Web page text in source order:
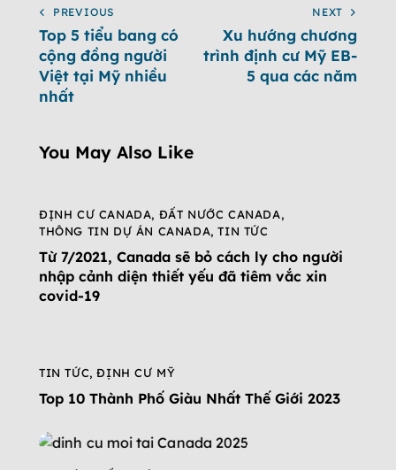
PREVIOUS
Top 5 tiểu bang có
cộng đồng người
Việt tại Mỹ nhiều
nhất
NEXT
Xu hướng chương
trình định cư Mỹ EB-
5 qua các năm
You May Also Like
ĐỊNH CƯ CANADA, ĐẤT NƯỚC CANADA,
THÔNG TIN DỰ ÁN CANADA,TIN TỨC
Từ 7/2021, Canada sẽ bỏ cách ly cho người
nhập cảnh diện thiết yếu đã tiêm vắc xin
covid-19
TIN TỨC,ĐỊNH CƯ MỸ
Top 10 Thành Phố Giàu Nhất Thế Giới 2023